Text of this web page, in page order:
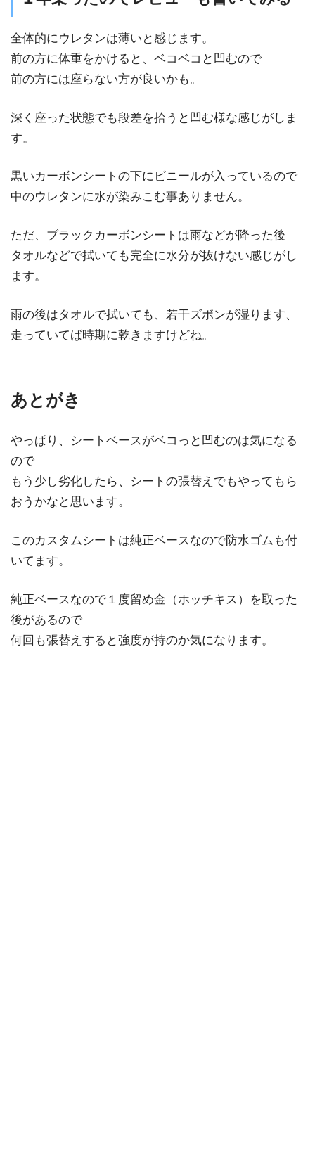
全体的にウレタンは薄いと感じます。
前の方に体重をかけると、ベコベコと凹むので
前の方には座らない方が良いかも。
深く座った状態でも段差を拾うと凹む様な感じがしま
す。
黒いカーボンシートの下にビニールが入っているので
中のウレタンに水が染みこむ事ありません。
ただ、ブラックカーボンシートは雨などが降った後
タオルなどで拭いても完全に水分が抜けない感じがし
ます。
雨の後はタオルで拭いても、若干ズボンが湿ります、
走っていてば時期に乾きますけどね。
あとがき
やっぱり、シートベースがベコっと凹むのは気になる
ので
もう少し劣化したら、シートの張替えでもやってもら
おうかなと思います。
このカスタムシートは純正ベースなので防水ゴムも付
いてます。
純正ベースなので１度留め金（ホッチキス）を取った
後があるので
何回も張替えすると強度が持のか気になります。